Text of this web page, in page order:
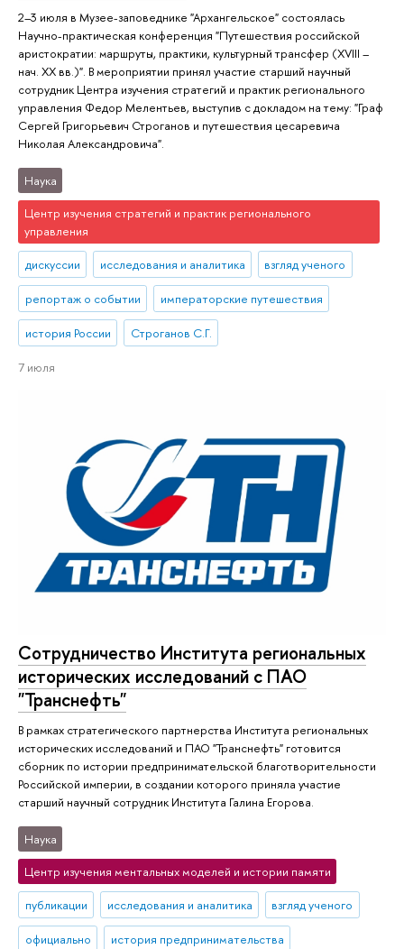
2–3 июля в Музее-заповеднике "Архангельское" состоялась
Научно-практическая конференция "Путешествия российской
аристократии: маршруты, практики, культурный трансфер (XVIII –
нач. XX вв.)". В мероприятии принял участие старший научный
сотрудник Центра изучения стратегий и практик регионального
управления Федор Мелентьев, выступив с докладом на тему: "Граф
Сергей Григорьевич Строганов и путешествия цесаревича
Николая Александровича".
Наука
Центр изучения стратегий и практик регионального
управления
дискуссии исследования и аналитика взгляд ученого
репортаж о событии императорские путешествия
история России Строганов С.Г.
7 июля
Сотрудничество Института региональных
исторических исследований с ПАО
"Транснефть"
В рамках стратегического партнерства Института региональных
исторических исследований и ПАО "Транснефть" готовится
сборник по истории предпринимательской благотворительности
Российской империи, в создании которого приняла участие
старший научный сотрудник Института Галина Егорова.
Наука
Центр изучения ментальных моделей и истории памяти
публикации исследования и аналитика взгляд ученого
официально история предпринимательства